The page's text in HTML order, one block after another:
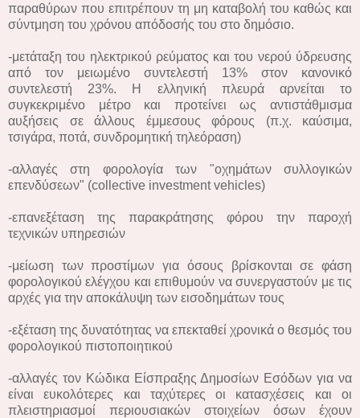
παραθύρων που επιτρέπουν τη μη καταβολή του καθώς και
σύντμηση του χρόνου απόδοσής του στο δημόσιο.
-μετάταξη του ηλεκτρικού ρεύματος και του νερού ύδρευσης
από τον μειωμένο συντελεστή 13% στον κανονικό
συντελεστή 23%. Η ελληνική πλευρά αρνείται το
συγκεκριμένο μέτρο και προτείνει ως αντιστάθμισμα
αυξήσεις σε άλλους έμμεσους φόρους (π.χ. καύσιμα,
τσιγάρα, ποτά, συνδρομητική τηλεόραση)
-αλλαγές στη φορολογία των "οχημάτων συλλογικών
επενδύσεων" (collective investment vehicles)
-επανεξέταση της παρακράτησης φόρου την παροχή
τεχνικών υπηρεσιών
-μείωση των προστίμων για όσους βρίσκονται σε φάση
φορολογικού ελέγχου και επιθυμούν να συνεργαστούν με τις
αρχές για την αποκάλυψη των εισοδημάτων τους
-εξέταση της δυνατότητας να επεκταθεί χρονικά ο θεσμός του
φορολογικού πιστοποιητικού
-αλλαγές τον Κώδικα Είσπραξης Δημοσίων Εσόδων για να
είναι ευκολότερες και ταχύτερες οι κατασχέσεις και οι
πλειστηριασμοί περιουσιακών στοιχείων όσων έχουν